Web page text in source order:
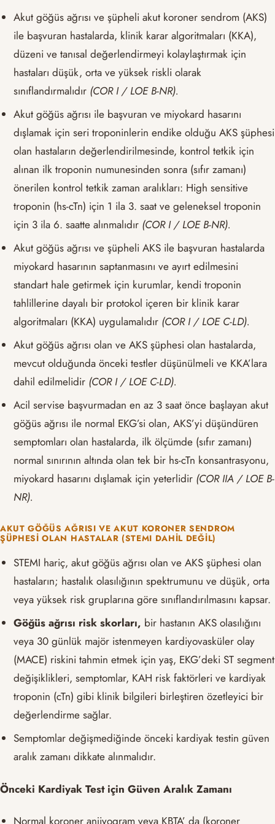
Akut göğüs ağrısı ve şüpheli akut koroner sendrom (AKS)
ile başvuran hastalarda, klinik karar algoritmaları (KKA),
düzeni ve tanısal değerlendirmeyi kolaylaştırmak için
hastaları düşük, orta ve yüksek riskli olarak
sınıflandırmalıdır (COR I / LOE B-NR).
Akut göğüs ağrısı ile başvuran ve miyokard hasarını
dışlamak için seri troponinlerin endike olduğu AKS şüphesi
olan hastaların değerlendirilmesinde, kontrol tetkik için
alınan ilk troponin numunesinden sonra (sıfır zamanı)
önerilen kontrol tetkik zaman aralıkları: High sensitive
troponin (hs-cTn) için 1 ila 3. saat ve geleneksel troponin
için 3 ila 6. saatte alınmalıdır (COR I / LOE B-NR).
Akut göğüs ağrısı ve şüpheli AKS ile başvuran hastalarda
miyokard hasarının saptanmasını ve ayırt edilmesini
standart hale getirmek için kurumlar, kendi troponin
tahlillerine dayalı bir protokol içeren bir klinik karar
algoritmaları (KKA) uygulamalıdır (COR I / LOE C-LD).
Akut göğüs ağrısı olan ve AKS şüphesi olan hastalarda,
mevcut olduğunda önceki testler düşünülmeli ve KKA’lara
dahil edilmelidir (COR I / LOE C-LD).
Acil servise başvurmadan en az 3 saat önce başlayan akut
göğüs ağrısı ile normal EKG’si olan, AKS’yi düşündüren
semptomları olan hastalarda, ilk ölçümde (sıfır zamanı)
normal sınırının altında olan tek bir hs-cTn konsantrasyonu,
miyokard hasarını dışlamak için yeterlidir (COR IIA / LOE B-
NR).
AKUT GÖĞÜS AĞRISI VE AKUT KORONER SENDROM
ŞÜPHESI OLAN HASTALAR (STEMI DAHIL DEĞIL)
STEMI hariç, akut göğüs ağrısı olan ve AKS şüphesi olan
hastaların; hastalık olasılığının spektrumunu ve düşük, orta
veya yüksek risk gruplarına göre sınıflandırılmasını kapsar.
Göğüs ağrısı risk skorları, bir hastanın AKS olasılığını
veya 30 günlük majör istenmeyen kardiyovasküler olay
(MACE) riskini tahmin etmek için yaş, EKG’deki ST segment
değişiklikleri, semptomlar, KAH risk faktörleri ve kardiyak
troponin (cTn) gibi klinik bilgileri birleştiren özetleyici bir
değerlendirme sağlar.
Semptomlar değişmediğinde önceki kardiyak testin güven
aralık zamanı dikkate alınmalıdır.
Önceki Kardiyak Test için Güven Aralık Zamanı
Normal koroner anjiyogram veya KBTA’ da (koroner